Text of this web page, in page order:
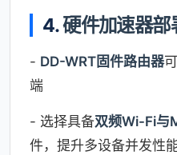
4.硬件加速器部
- DD-WRT固件路由器
端
- 选择具备双频Wi-Fi与
件，提升多设备并发性